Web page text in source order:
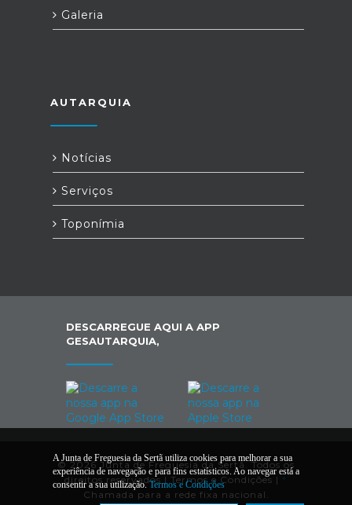
Galeria
AUTARQUIA
Notícias
Serviços
Toponímia
DESCARREGUE AQUI A APP
GESAUTARQUIA,
© 2026 Junta de Freguesia da Sertã. Todos os
direitos reservados | Termos e Condições | *
Chamada para a rede fixa nacional.
A Junta de Freguesia da Sertã utiliza cookies para melhorar a sua
experiência de navegação e para fins estatísticos. Ao navegar está a
consentir a sua utilização.Termos e Condições